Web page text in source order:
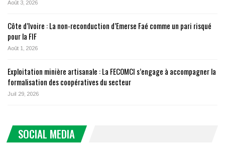
Août 3, 2026
Côte d’Ivoire : La non-reconduction d’Emerse Faé comme un pari risqué
pour la FIF
Août 1, 2026
Exploitation minière artisanale : La FECOMCI s’engage à accompagner la
formalisation des coopératives du secteur
Juil 29, 2026
SOCIAL MEDIA